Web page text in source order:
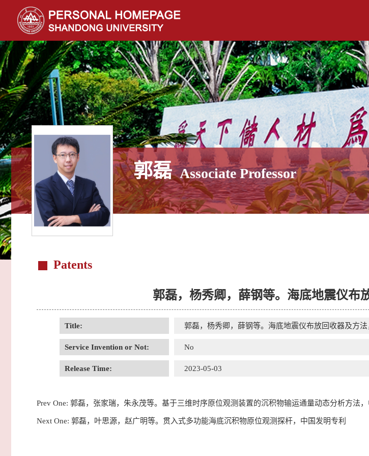
郭磊 Associate Professor
Patents
郭磊，杨秀卿，薛钢等。海底地震仪布
Title: 郭磊，杨秀卿，薛钢等。海底地震仪布放回收器及方法
Service Invention or Not: No
Release Time: 2023-05-03
Prev One: 郭磊，张家瑞，朱永茂等。基于三维时序原位观测装置的沉积物输运通量动态分析方法，
Next One: 郭磊，叶思源，赵广明等。贯入式多功能海底沉积物原位观测探杆，中国发明专利